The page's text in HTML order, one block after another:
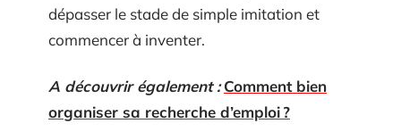
dépasser le stade de simple imitation et
commencer à inventer.
A découvrir également : Comment bien
organiser sa recherche d’emploi ?